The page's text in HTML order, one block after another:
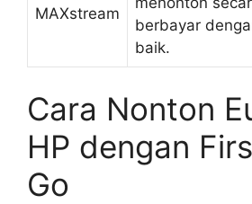
MAXstream
berbayar
baik.
Cara Nonton
HP dengan
Go